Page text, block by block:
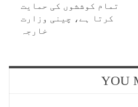
تمام کوششوں کی حمایت
کرتا ہے، چینی وزارت
خارجہ
YOU